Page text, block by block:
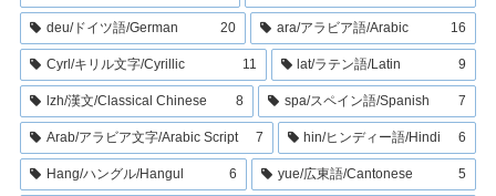
deu/ドイツ語/German 20 ara/アラビア語/Arabic 16
Cyrl/キリル文字/Cyrillic 11 lat/ラテン語/Latin 9
lzh/漢文/Classical Chinese 8 spa/スペイン語/Spanish 7
Arab/アラビア文字/Arabic Script 7 hin/ヒンディー語/Hindi 6
Hang/ハングル/Hangul 6 yue/広東語/Cantonese 5